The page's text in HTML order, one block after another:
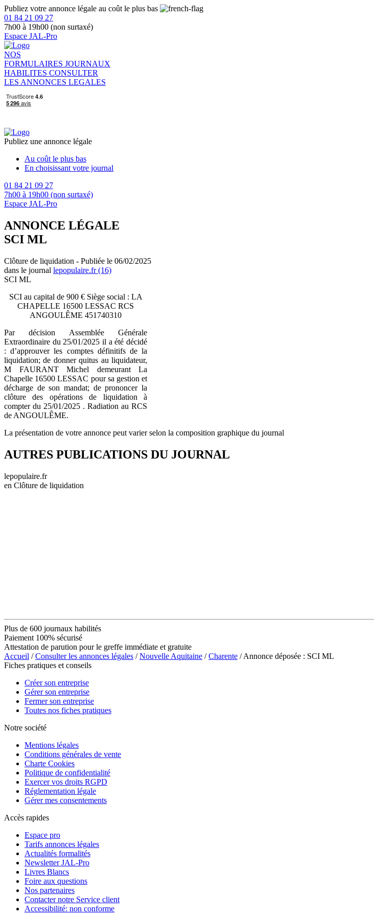
Publiez votre annonce légale au coût le plus bas
01 84 21 09 27
7h00 à 19h00 (non surtaxé)
Espace JAL-Pro
NOS
FORMULAIRES JOURNAUX
HABILITES CONSULTER
LES ANNONCES LEGALES
Publiez une annonce légale
Au coût le plus bas
En choisissant votre journal
01 84 21 09 27
7h00 à 19h00 (non surtaxé)
Espace JAL-Pro
ANNONCE LÉGALE
SCI ML
Clôture de liquidation - Publiée le 06/02/2025
dans le journal lepopulaire.fr (16)
SCI ML
SCI au capital de 900 € Siège social : LA
CHAPELLE 16500 LESSAC RCS
ANGOULÊME 451740310
Par décision Assemblée Générale
Extraordinaire du 25/01/2025 il a été décidé
: d’approuver les comptes définitifs de la
liquidation; de donner quitus au liquidateur,
M FAURANT Michel demeurant La
Chapelle 16500 LESSAC pour sa gestion et
décharge de son mandat; de prononcer la
clôture des opérations de liquidation à
compter du 25/01/2025 . Radiation au RCS
de ANGOULÊME.
La présentation de votre annonce peut varier selon la composition graphique du journal
AUTRES PUBLICATIONS DU JOURNAL
lepopulaire.fr
en Clôture de liquidation
Plus de 600 journaux habilités
Paiement 100% sécurisé
Attestation de parution pour le greffe immédiate et gratuite
Accueil /Consulter les annonces légales /Nouvelle Aquitaine /Charente / Annonce déposée : SCI ML
Fiches pratiques et conseils
Créer son entreprise
Gérer son entreprise
Fermer son entreprise
Toutes nos fiches pratiques
Notre société
Mentions légales
Conditions générales de vente
Charte Cookies
Politique de confidentialité
Exercer vos droits RGPD
Réglementation légale
Gérer mes consentements
Accès rapides
Espace pro
Tarifs annonces légales
Actualités formalités
Newsletter JAL-Pro
Livres Blancs
Foire aux questions
Nos partenaires
Contacter notre Service client
Accessibilité: non conforme